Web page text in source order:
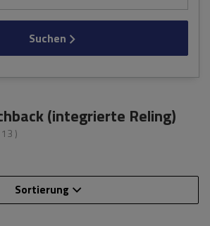
Suchen
(integrierte Reling)
13 )
Sortierung